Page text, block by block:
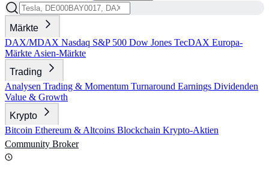
Märkte
DAX/MDAX Nasdaq S&P 500 Dow Jones TecDAX Europa-
Märkte Asien-Märkte
Trading
Analysen Trading & Momentum Turnaround Earnings Dividenden
Value & Growth
Krypto
Bitcoin Ethereum & Altcoins Blockchain Krypto-Aktien
Community Broker